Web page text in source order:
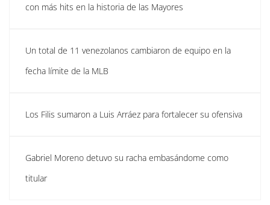
con más hits en la historia de las Mayores
Un total de 11 venezolanos cambiaron de equipo en la
fecha límite de la MLB
Los Filis sumaron a Luis Arráez para fortalecer su ofensiva
Gabriel Moreno detuvo su racha embasándome como
titular